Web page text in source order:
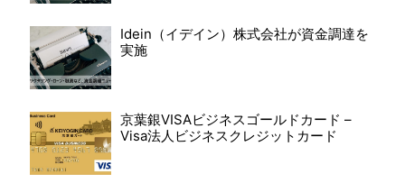
Idein（イデイン）株式会社が資金調達を
実施
京葉銀VISAビジネスゴールドカード –
Visa法人ビジネスクレジットカード